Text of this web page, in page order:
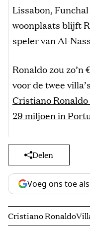
Lissabon,
woonplaats blijft
speler van Al-
Ronaldo zou
voor de twee
Cristiano
29 miljoen in
Delen
Voeg ons toe
Cristiano Ronaldo